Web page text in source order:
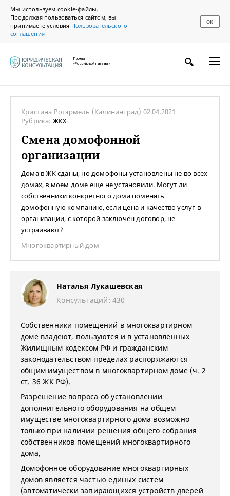
Мы используем cookie-файлы.
Продолжая пользоваться сайтом, вы
принимаете условия Пользовательского
соглашения
ОК
Проект
«Российской газеты»
Кристина Ротэрмель (Калининград) 02.04.2021
Рубрика: ЖКХ
Смена домофонной
организации
Дома в ЖК сданы, но домофоны установлены не во всех
домах, в моем доме еще не установили. Могут ли
собственники конкретного дома поменять
домофонную компанию, если цена и качество услуг в
организации, с которой заключен договор, не
устраивают?
Многоквартирный дом
Наталья Лукашевская
Консультаций: 430
Собственники помещений в многоквартирном
доме владеют, пользуются и в установленных
Жилищным кодексом РФ и гражданским
законодательством пределах распоряжаются
общим имуществом в многоквартирном доме (ч. 2
ст. 36 ЖК РФ).
Разрешение вопроса об установлении
дополнительного оборудования на общем
имуществе многоквартирного дома возможно
только при наличии решения общего собрания
собственников помещений многоквартирного
дома,
Домофонное оборудование многоквартирных
домов является частью единых систем
(автоматически запирающихся устройств дверей